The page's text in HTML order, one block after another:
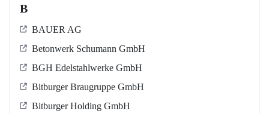
B
BAUER AG
Betonwerk Schumann GmbH
BGH Edelstahlwerke GmbH
Bitburger Braugruppe GmbH
Bitburger Holding GmbH